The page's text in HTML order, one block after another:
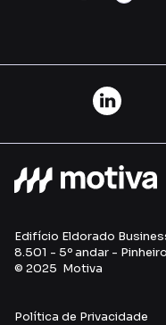
Edifício Eldorado
8.501 - 5º andar -
© 2025 Motiva
Política de Privacidade